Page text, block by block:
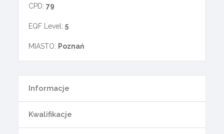
CPD:79
EQF Level:5
MIASTO: Poznań
Informacje
Kwalifikacje